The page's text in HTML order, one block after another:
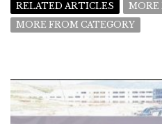
RELATED ARTICLES
MORE
MORE FROM CATEGORY